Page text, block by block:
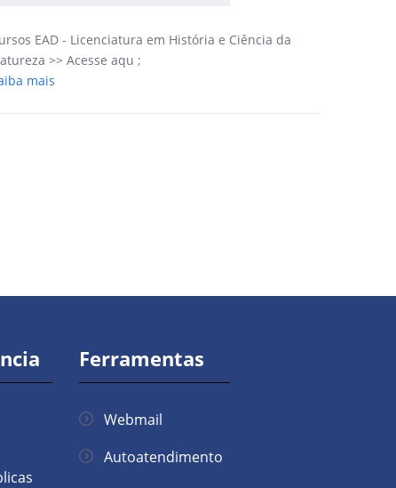
EAD - Licenciatura em História e Ciência da
>> Acesse aqu ;
mais
Ferramentas
Webmail
Autoatendimento